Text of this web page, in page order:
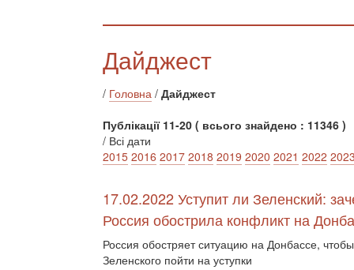
Дайджест
/ Головна / Дайджест
Публікації 11-20 ( всього знайдено : 11346 )
/ Всі дати
2015 2016 2017 2018 2019 2020 2021 2022
17.02.2022 Уступит ли Зеленский:
Россия обострила конфликт на
Россия обостряет ситуацию на Донбассе, чтобы
Зеленского пойти на уступки